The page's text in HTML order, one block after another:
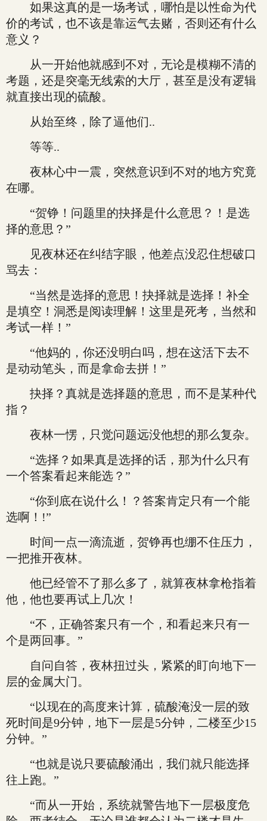
如果这真的是一场考试，哪怕是以性命为代
价的考试，也不该是靠运气去赌，否则还有什么
意义？
从一开始他就感到不对，无论是模糊不清的
考题，还是突毫无线索的大厅，甚至是没有逻辑
就直接出现的硫酸。
从始至终，除了逼他们..
等等..
夜林心中一震，突然意识到不对的地方究竟
在哪。
“贺铮！问题里的抉择是什么意思？！是选
择的意思？”
见夜林还在纠结字眼，他差点没忍住想破口
骂去：
“当然是选择的意思！抉择就是选择！补全
是填空！洞悉是阅读理解！这里是死考，当然和
考试一样！”
“他妈的，你还没明白吗，想在这活下去不
是动动笔头，而是拿命去拼！”
抉择？真就是选择题的意思，而不是某种代
指？
夜林一愣，只觉问题远没他想的那么复杂。
“选择？如果真是选择的话，那为什么只有
一个答案看起来能选？”
“你到底在说什么！？答案肯定只有一个能
选啊！!”
时间一点一滴流逝，贺铮再也绷不住压力，
一把推开夜林。
他已经管不了那么多了，就算夜林拿枪指着
他，他也要再试上几次！
“不，正确答案只有一个，和看起来只有一
个是两回事。”
自问自答，夜林扭过头，紧紧的盯向地下一
层的金属大门。
“以现在的高度来计算，硫酸淹没一层的致
死时间是9分钟，地下一层是5分钟，二楼至少15
分钟。”
“也就是说只要硫酸涌出，我们就只能选择
往上跑。”
“而从一开始，系统就警告地下一层极度危